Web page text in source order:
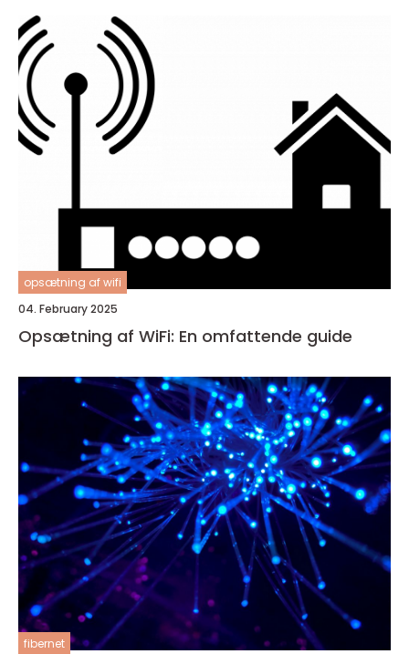
opsætning af wifi
04. February 2025
Opsætning af WiFi: En omfattende guide
fibernet